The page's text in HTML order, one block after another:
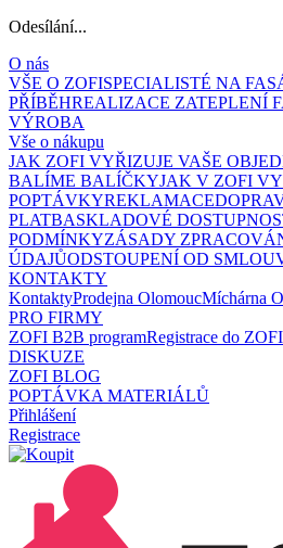
Odesílání...
O nás
VŠE O ZOFISPECIALISTÉ NA
PŘÍBĚHREALIZACE ZATEPLENÍ
VÝROBA
Vše o nákupu
JAK ZOFI VYŘIZUJE VAŠE
BALÍME BALÍČKYJAK V ZOFI
POPTÁVKYREKLAMACE
PLATBASKLADOVÉ
PODMÍNKYZÁSADY
ÚDAJŮODSTOUPENÍ OD
KONTAKTY
KontaktyProdejna OlomoucMíchárna
PRO FIRMY
ZOFI B2B programRegistrace do
DISKUZE
ZOFI BLOG
POPTÁVKA MATERIÁLŮ
Přihlášení
Registrace